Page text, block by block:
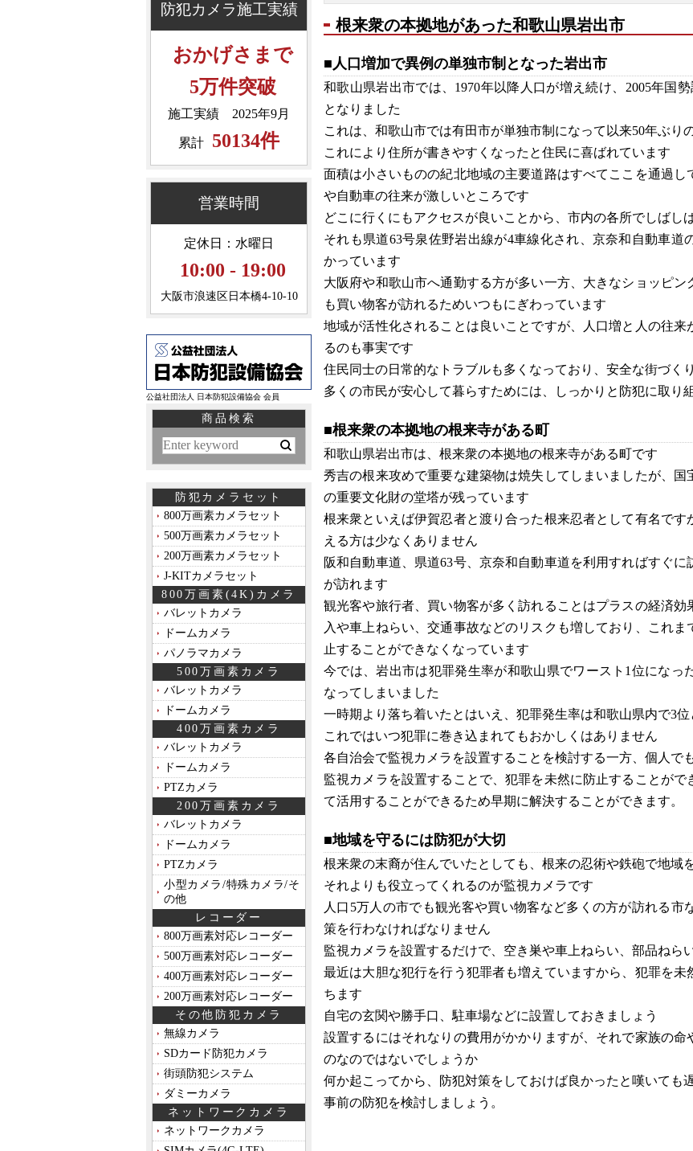
根来衆の本拠地があった和歌山県岩出市
■人口増加で異例の単独市制となった岩出市
和歌山県岩出市では、1970年以降人口が増え続け、2005年国
となりました
これは、和歌山市では有田市が単独市制になって以来50年ぶり
これにより住所が書きやすくなったと住民に喜ばれています
面積は小さいものの紀北地域の主要道路はすべてここを通過し
や自動車の往来が激しいところです
どこに行くにもアクセスが良いことから、市内の各所でしばし
それも県道63号泉佐野岩出線が4車線化され、京奈和自動車道
かっています
大阪府や和歌山市へ通勤する方が多い一方、大きなショッピ
も買い物客が訪れるためいつもにぎわっています
地域が活性化されることは良いことですが、人口増と人の往
るのも事実です
住民同士の日常的なトラブルも多くなっており、安全な街づく
多くの市民が安心して暮らすためには、しっかりと防犯に取り
■根来衆の本拠地の根来寺がある町
和歌山県岩出市は、根来衆の本拠地の根来寺がある町です
秀吉の根来攻めで重要な建築物は焼失してしまいましたが、
の重要文化財の堂塔が残っています
根来衆といえば伊賀忍者と渡り合った根来忍者として有名で
える方は少なくありません
阪和自動車道、県道63号、京奈和自動車道を利用すればすぐ
が訪れます
観光客や旅行者、買い物客が多く訪れることはプラスの経済
入や車上ねらい、交通事故などのリスクも増しており、これ
止することができなくなっています
今では、岩出市は犯罪発生率が和歌山県でワースト1位になっ
なってしまいました
一時期より落ち着いたとはいえ、犯罪発生率は和歌山県内で3
これではいつ犯罪に巻き込まれてもおかしくはありません
各自治会で監視カメラを設置することを検討する一方、個人で
監視カメラを設置することで、犯罪を未然に防止することが
て活用することができるため早期に解決することができます。
■地域を守るには防犯が大切
根来衆の末裔が住んでいたとしても、根来の忍術や鉄砲で地域
それよりも役立ってくれるのが監視カメラです
人口5万人の市でも観光客や買い物客など多くの方が訪れる
策を行わなければなりません
監視カメラを設置するだけで、空き巣や車上ねらい、部品ねら
最近は大胆な犯行を行う犯罪者も増えていますから、犯罪を
ちます
自宅の玄関や勝手口、駐車場などに設置しておきましょう
設置するにはそれなりの費用がかかりますが、それで家族の
のなのではないでしょうか
何か起こってから、防犯対策をしておけば良かったと嘆いても
事前の防犯を検討しましょう。
防犯カメラ施工実績
おかげさまで
5万件突破
施工実績 2025年9月
累計 50134件
営業時間
定休日：水曜日
10:00 - 19:00
大阪市浪速区日本橋4-10-10
公益社団法人 日本防犯設備協会 会員
商品検索
防犯カメラセット
800万画素カメラセット
500万画素カメラセット
200万画素カメラセット
J-KITカメラセット
800万画素(4K)カメラ
バレットカメラ
ドームカメラ
パノラマカメラ
500万画素カメラ
バレットカメラ
ドームカメラ
400万画素カメラ
バレットカメラ
ドームカメラ
PTZカメラ
200万画素カメラ
バレットカメラ
ドームカメラ
PTZカメラ
小型カメラ/特殊カメラ/そ
の他
レコーダー
800万画素対応レコーダー
500万画素対応レコーダー
400万画素対応レコーダー
200万画素対応レコーダー
その他防犯カメラ
無線カメラ
SDカード防犯カメラ
街頭防犯システム
ダミーカメラ
ネットワークカメラ
ネットワークカメラ